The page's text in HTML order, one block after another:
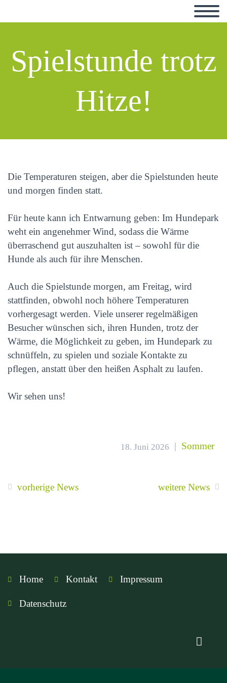
Spielstunde trotz
Hitze!
Die Temperaturen steigen, aber die Spielstunden heute
und morgen finden statt.
Für heute kann ich Entwarnung geben: Im Hundepark
weht ein angenehmer Wind, sodass die Wärme
überraschend gut auszuhalten ist – sowohl für die
Hunde als auch für ihre Menschen.
Auch die Spielstunde morgen, am Freitag, wird
stattfinden, obwohl noch höhere Temperaturen
vorhergesagt werden. Viele unserer regelmäßigen
Besucher wünschen sich, ihren Hunden, trotz der
Wärme, die Möglichkeit zu geben, im Hundepark zu
schnüffeln, zu spielen und soziale Kontakte zu
pflegen, anstatt über den heißen Asphalt zu laufen.
Wir sehen uns!
18. Juni 2026 | Sommer
vorherige News weitere News
Home Kontakt Impressum
Datenschutz